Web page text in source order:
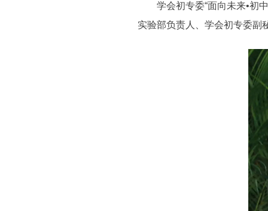
学会初专委“面向未来•初中
实验部负责人、学会初专委副